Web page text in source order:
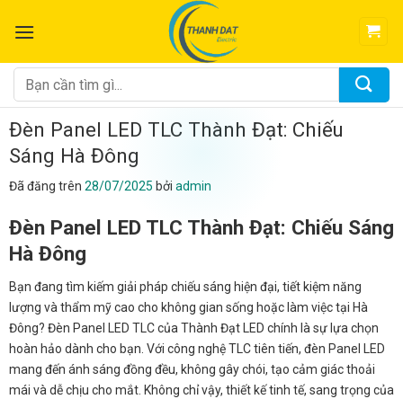
đến
dung
Tìm
kiếm:
Đèn Panel LED TLC Thành Đạt: Chiếu
Sáng Hà Đông
Đã đăng trên 28/07/2025 bởi admin
Đèn Panel LED TLC Thành Đạt: Chiếu Sáng
Hà Đông
Bạn đang tìm kiếm giải pháp chiếu sáng hiện đại, tiết kiệm năng
lượng và thẩm mỹ cao cho không gian sống hoặc làm việc tại Hà
Đông? Đèn Panel LED TLC của Thành Đạt LED chính là sự lựa chọn
hoàn hảo dành cho bạn. Với công nghệ TLC tiên tiến, đèn Panel LED
mang đến ánh sáng đồng đều, không gây chói, tạo cảm giác thoải
mái và dễ chịu cho mắt. Không chỉ vậy, thiết kế tinh tế, sang trọng của